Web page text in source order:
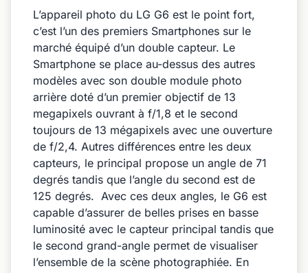
L’appareil photo du LG G6 est le point fort,
c’est l’un des premiers Smartphones sur le
marché équipé d’un double capteur. Le
Smartphone se place au-dessus des autres
modèles avec son double module photo
arrière doté d’un premier objectif de 13
megapixels ouvrant à f/1,8 et le second
toujours de 13 mégapixels avec une ouverture
de f/2,4. Autres différences entre les deux
capteurs, le principal propose un angle de 71
degrés tandis que l’angle du second est de
125 degrés. Avec ces deux angles, le G6 est
capable d’assurer de belles prises en basse
luminosité avec le capteur principal tandis que
le second grand-angle permet de visualiser
l’ensemble de la scène photographiée. En